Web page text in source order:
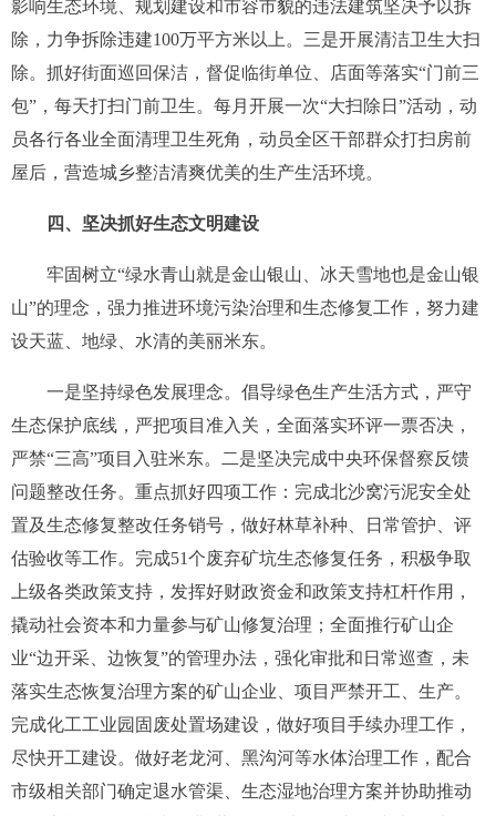
影响生态环境、规划建设和市容市貌的违法建筑坚决予以拆
除，力争拆除违建100万平方米以上。三是开展清洁卫生大扫
除。抓好街面巡回保洁，督促临街单位、店面等落实“门前三
包”，每天打扫门前卫生。每月开展一次“大扫除日”活动，动
员各行各业全面清理卫生死角，动员全区干部群众打扫房前
屋后，营造城乡整洁清爽优美的生产生活环境。
四、坚决抓好生态文明建设
牢固树立“绿水青山就是金山银山、冰天雪地也是金山银
山”的理念，强力推进环境污染治理和生态修复工作，努力建
设天蓝、地绿、水清的美丽米东。
一是坚持绿色发展理念。倡导绿色生产生活方式，严守
生态保护底线，严把项目准入关，全面落实环评一票否决，
严禁“三高”项目入驻米东。二是坚决完成中央环保督察反馈
问题整改任务。重点抓好四项工作：完成北沙窝污泥安全处
置及生态修复整改任务销号，做好林草补种、日常管护、评
估验收等工作。完成51个废弃矿坑生态修复任务，积极争取
上级各类政策支持，发挥好财政资金和政策支持杠杆作用，
撬动社会资本和力量参与矿山修复治理；全面推行矿山企
业“边开采、边恢复”的管理办法，强化审批和日常巡查，未
落实生态恢复治理方案的矿山企业、项目严禁开工、生产。
完成化工工业园固废处置场建设，做好项目手续办理工作，
尽快开工建设。做好老龙河、黑沟河等水体治理工作，配合
市级相关部门确定退水管渠、生态湿地治理方案并协助推动